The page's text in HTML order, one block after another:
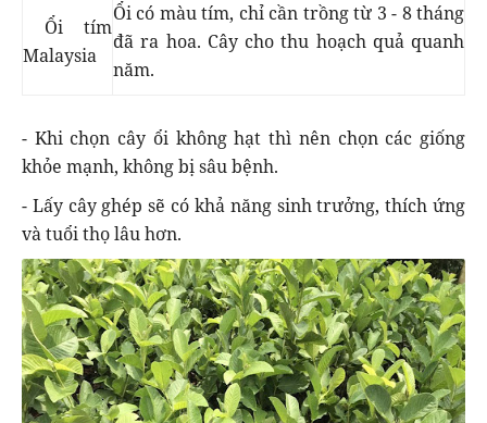
Ổi tím
Malaysia
Ổi có màu tím, chỉ cần trồng từ 3 - 8 tháng
đã ra hoa. Cây cho thu hoạch quả quanh
năm.
- Khi chọn cây ổi không hạt thì nên chọn các giống
khỏe mạnh, không bị sâu bệnh.
- Lấy cây ghép sẽ có khả năng sinh trưởng, thích ứng
và tuổi thọ lâu hơn.